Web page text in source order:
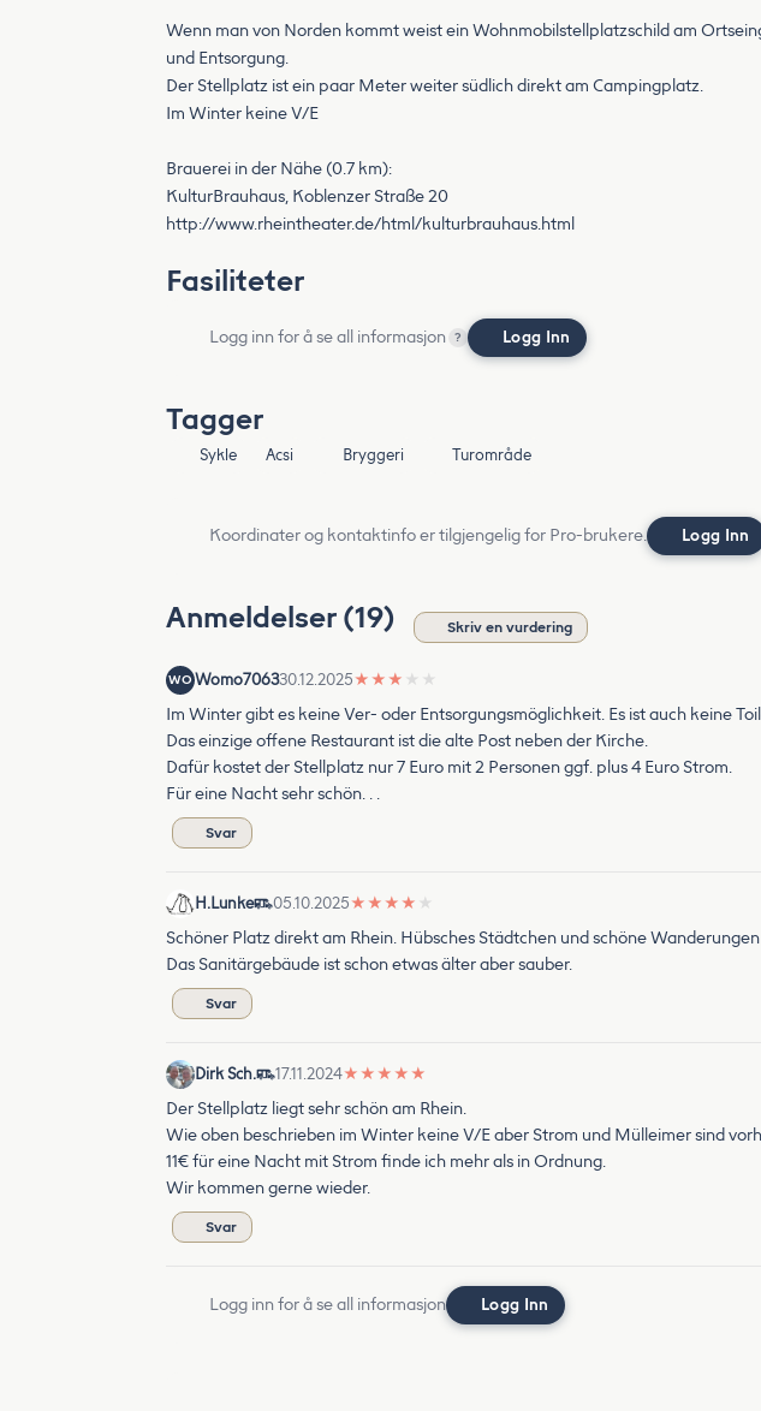
Wenn man von Norden kommt weist ein Wohnmobilstellplatzschild am
und Entsorgung.
Der Stellplatz ist ein paar Meter weiter südlich direkt am Campingplatz.
Im Winter keine V/E
Brauerei in der Nähe (0.7 km):
KulturBrauhaus, Koblenzer Straße 20
http://www.rheintheater.de/html/kulturbrauhaus.html
Fasiliteter
Logg inn for å se all informasjon ? Logg Inn
Tagger
Sykle Acsi Bryggeri Turområde
Koordinater og kontaktinfo er tilgjengelig for Pro-brukere. Logg Inn
Anmeldelser (19) Skriv en vurdering
WO Womo706330.12.2025★ ★ ★ ★ ★
Im Winter gibt es keine Ver- oder Entsorgungsmöglichkeit. Es ist auch keine
Das einzige offene Restaurant ist die alte Post neben der Kirche.
Dafür kostet der Stellplatz nur 7 Euro mit 2 Personen ggf. plus 4 Euro Strom.
Für eine Nacht sehr schön. . .
Svar
H.Lunke 05.10.2025★ ★ ★ ★ ★
Schöner Platz direkt am Rhein. Hübsches Städtchen und schöne
Das Sanitärgebäude ist schon etwas älter aber sauber.
Svar
Dirk Sch. 17.11.2024★ ★ ★ ★ ★
Der Stellplatz liegt sehr schön am Rhein.
Wie oben beschrieben im Winter keine V/E aber Strom und Mülleimer sind
11€ für eine Nacht mit Strom finde ich mehr als in Ordnung.
Wir kommen gerne wieder.
Svar
Logg inn for å se all informasjon Logg Inn